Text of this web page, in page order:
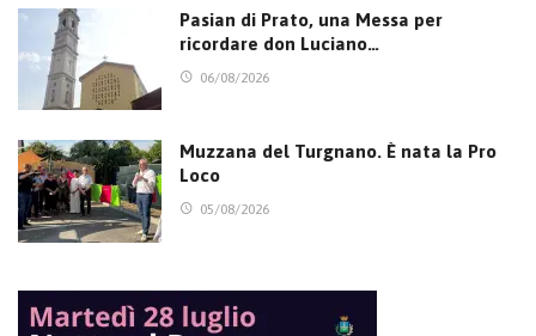
Pasian di Prato, una Messa per
ricordare don Luciano…
06/08/2026
Muzzana del Turgnano. È nata la Pro
Loco
05/08/2026